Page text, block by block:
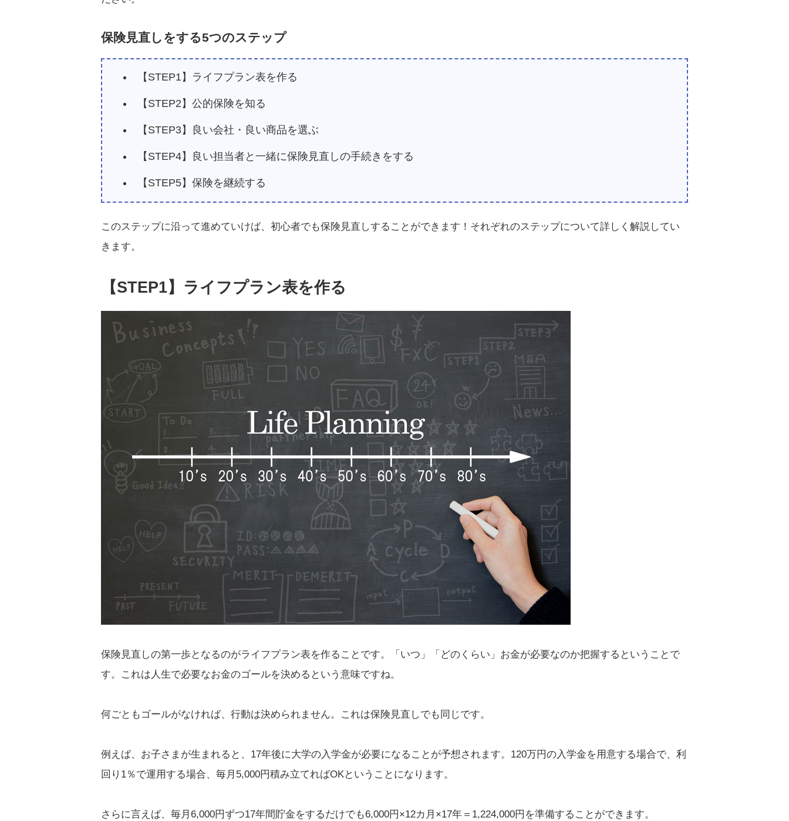
保険見直しをする5つのステップ
【STEP1】ライフプラン表を作る
【STEP2】公的保険を知る
【STEP3】良い会社・良い商品を選ぶ
【STEP4】良い担当者と一緒に保険見直しの手続きをする
【STEP5】保険を継続する
このステップに沿って進めていけば、初心者でも保険見直しすることができます！それぞれのステップについて詳しく解説してい
きます。
【STEP1】ライフプラン表を作る
保険見直しの第一歩となるのがライフプラン表を作ることです。「いつ」「どのくらい」お金が必要なのか把握するということで
す。これは人生で必要なお金のゴールを決めるという意味ですね。
何ごともゴールがなければ、行動は決められません。これは保険見直しでも同じです。
例えば、お子さまが生まれると、17年後に大学の入学金が必要になることが予想されます。120万円の入学金を用意する場合で、利
回り1％で運用する場合、毎月5,000円積み立てればOKということになります。
さらに言えば、毎月6,000円ずつ17年間貯金をするだけでも6,000円×12カ月×17年＝1,224,000円を準備することができます。